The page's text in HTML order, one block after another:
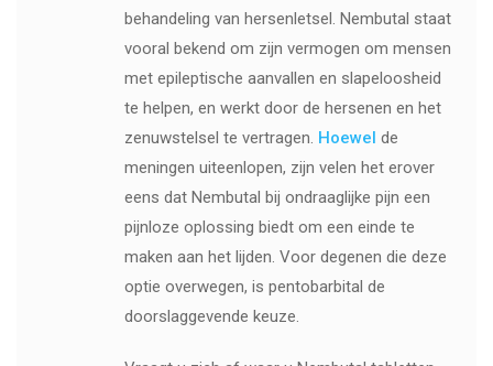
behandeling van hersenletsel. Nembutal staat
vooral bekend om zijn vermogen om mensen
met epileptische aanvallen en slapeloosheid
te helpen, en werkt door de hersenen en het
zenuwstelsel te vertragen. Hoewel de
meningen uiteenlopen, zijn velen het erover
eens dat Nembutal bij ondraaglijke pijn een
pijnloze oplossing biedt om een ​​einde te
maken aan het lijden. Voor degenen die deze
optie overwegen, is pentobarbital de
doorslaggevende keuze.